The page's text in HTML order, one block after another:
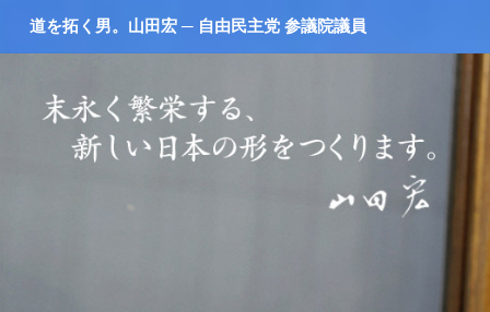
道を拓く男。山田宏 ─ 自由民主党 参議院議員